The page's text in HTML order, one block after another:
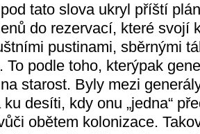
tato slova ukryl příští
do rezervací, které svojí
pustinami, sběrnými
To podle toho, kterýpak
starost. Byly mezi
desíti, kdy onu „jedna“
obětem kolonizace.